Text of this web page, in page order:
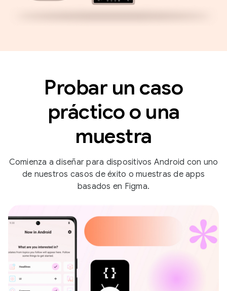
Probar un caso
práctico o una
muestra
Comienza a diseñar para dispositivos Android con uno
de nuestros casos de éxito o muestras de apps
basados en Figma.